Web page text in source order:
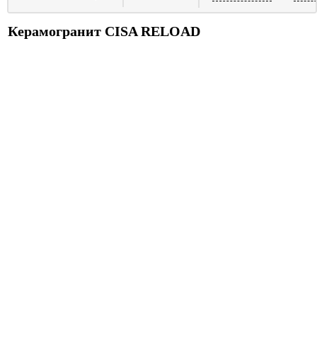
Керамогранит CISA RELOAD